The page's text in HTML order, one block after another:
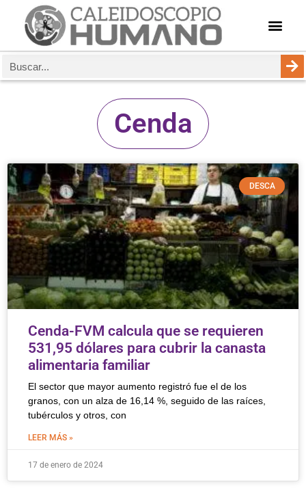
Cenda
DESCA
Cenda-FVM calcula que se requieren
531,95 dólares para cubrir la canasta
alimentaria familiar
El sector que mayor aumento registró fue el de los
granos, con un alza de 16,14 %, seguido de las raíces,
tubérculos y otros, con
LEER MÁS »
17 de enero de 2024